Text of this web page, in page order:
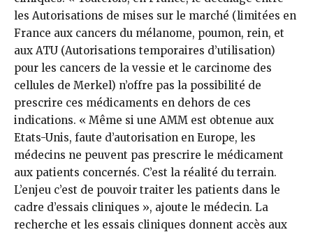
les Autorisations de mises sur le marché (limitées en
France aux cancers du mélanome, poumon, rein, et
aux ATU (Autorisations temporaires d’utilisation)
pour les cancers de la vessie et le carcinome des
cellules de Merkel) n’offre pas la possibilité de
prescrire ces médicaments en dehors de ces
indications. « Même si une AMM est obtenue aux
Etats-Unis, faute d’autorisation en Europe, les
médecins ne peuvent pas prescrire le médicament
aux patients concernés. C’est la réalité du terrain.
L’enjeu c’est de pouvoir traiter les patients dans le
cadre d’essais cliniques », ajoute le médecin. La
recherche et les essais cliniques donnent accès aux